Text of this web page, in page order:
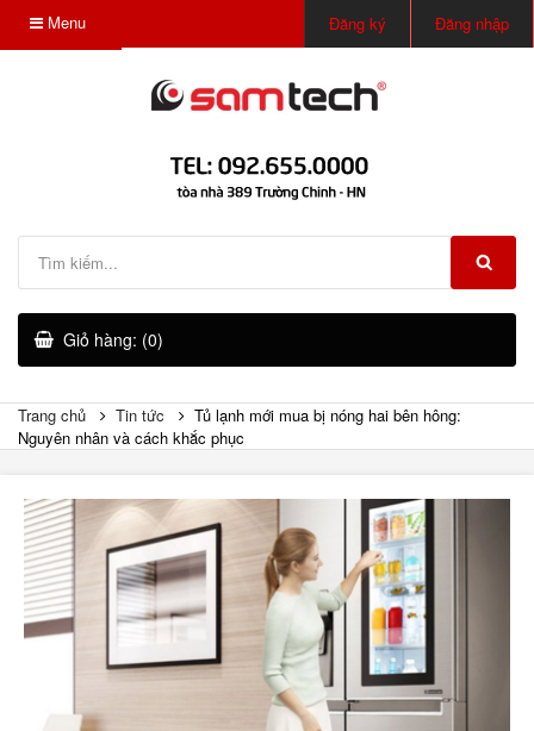
Menu Đăng ký Đăng nhập
Giỏ hàng: (0)
Trang chủ Tin tức
Tủ lạnh mới mua bị nóng hai bên hông:
Nguyên nhân và cách khắc phục